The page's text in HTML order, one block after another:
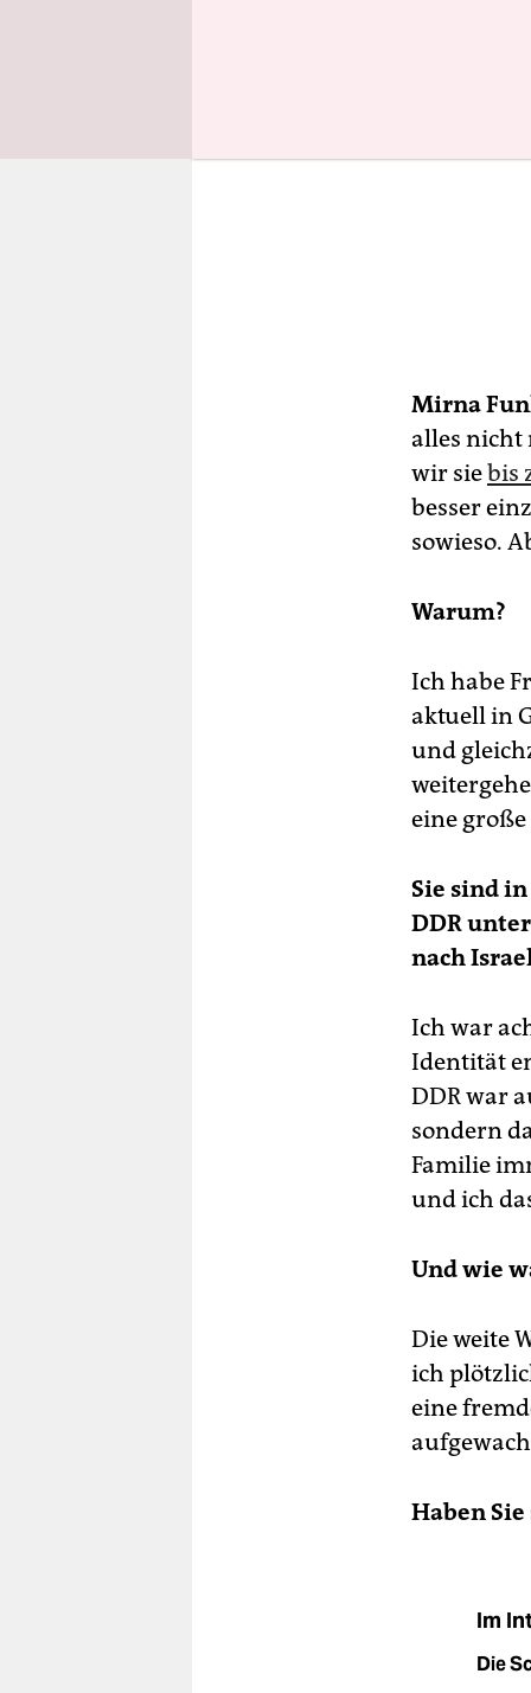
Mirna
alles nicht
wir siebis
besser
sowieso.
Warum?
Ich habe
aktuell in
und
eine
Sie sind
DDR
nach
Ich war
Identität
DDR war
sondern
Familie
und ich
Und wie
Die weite
ich
eine
Haben
Im
Die